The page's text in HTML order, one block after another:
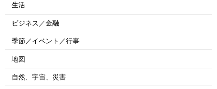
生活
ビジネス／金融
季節／イベント／行事
地図
自然、宇宙、災害